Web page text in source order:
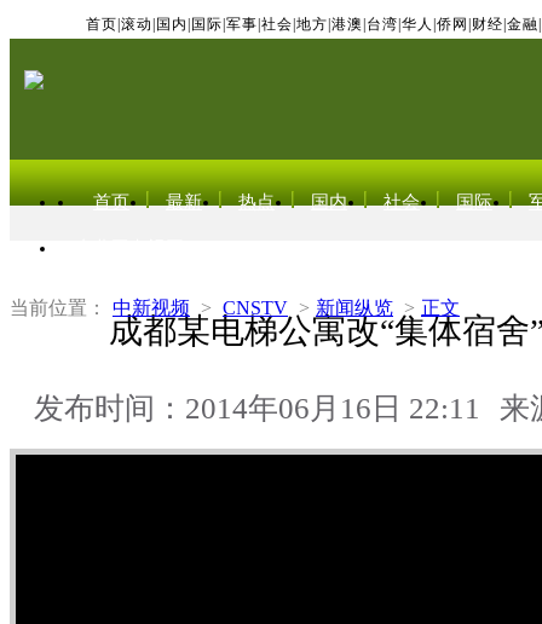
首页 滚动 国内 国际 军事 社会 地方 港澳 台湾 华人 侨网 财经 金融
首页 最新 热点 国内 社会 国际
当前位置： 中新视频 > CNSTV > 新闻纵览 > 正文
成都某电梯公寓改“集体宿舍
发布时间：2014年06月16日 22:11 来